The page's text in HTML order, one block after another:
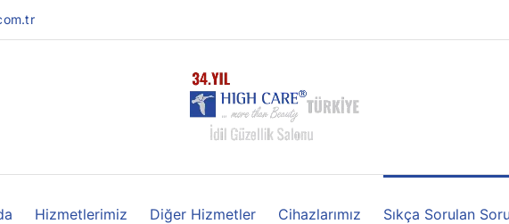
Hizmetlerimiz Diğer Hizmetler Cihazlarımız Sıkça Sorulan